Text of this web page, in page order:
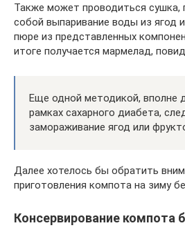
Также может проводиться
собой выпаривание воды из ягод
пюре из представленных
итоге получается мармелад,
Еще одной методикой, вполне
рамках сахарного диабета,
замораживание ягод или
Далее хотелось бы обратить
приготовления компота на зиму
Консервирование компота